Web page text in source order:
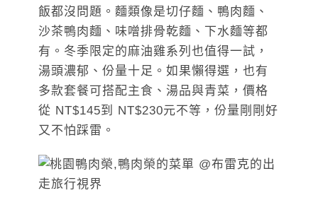
飯都沒問題。麵類像是切仔麵、鴨肉麵、
沙茶鴨肉麵、味噌排骨乾麵、下水麵等都
有。冬季限定的麻油雞系列也值得一試，
湯頭濃郁、份量十足。如果懶得選，也有
多款套餐可搭配主食、湯品與青菜，價格
從 NT$145到 NT$230元不等，份量剛剛好
又不怕踩雷。